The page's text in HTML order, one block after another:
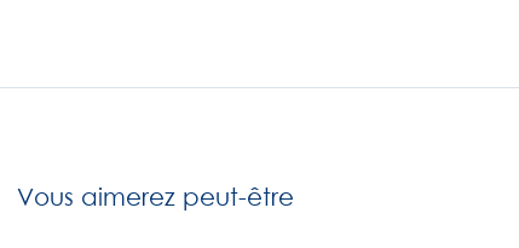
Vous aimerez peut-être